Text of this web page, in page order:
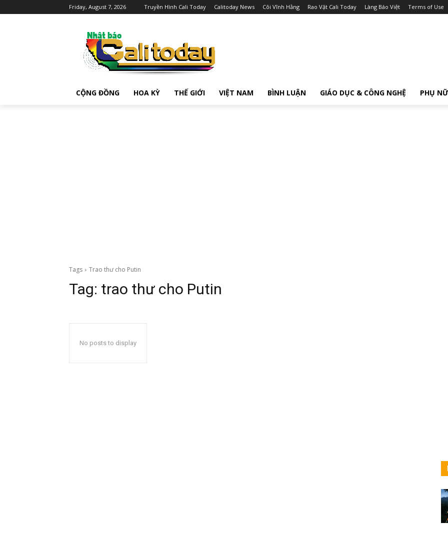
Friday, August 7, 2026 Truyền Hình Cali Today Calitoday News Cõi Vĩnh Hằng Rao Vặt Cali Today Làng Báo Việt Terms of Use
CỘNG ĐỒNG HOA KỲ THẾ GIỚI VIỆT NAM BÌNH LUẬN GIÁO DỤC & CÔNG NGHỆ PHỤ NỮ
Tags Trao thư cho Putin
Tag: trao thư cho Putin
No posts to display